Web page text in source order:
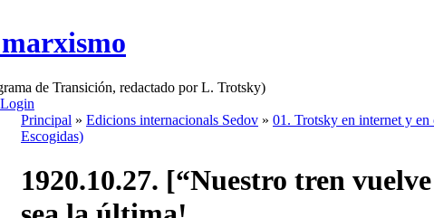
de Transición, redactado por L. Trotsky)
Login
Principal » Edicions internacionals Sedov » 01. Trotsky en internet y
Escogidas)
1920.10.27. [“Nuestro tren